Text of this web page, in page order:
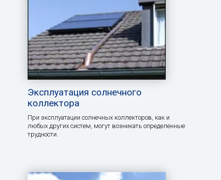
Эксплуатация солнечного
коллектора
При эксплуатации солнечных коллекторов, как и
любых других систем, могут возникать определенные
трудности.